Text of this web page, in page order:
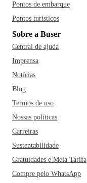
Pontos de embarque
Pontos turísticos
Sobre a Buser
Central de ajuda
Imprensa
Notícias
Blog
Termos de uso
Nossas políticas
Carreiras
Sustentabilidade
Gratuidades e Meia Tarifa
Compre pelo WhatsApp